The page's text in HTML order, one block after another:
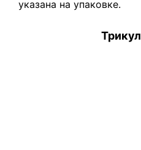
указана на упаковке.
Трикул